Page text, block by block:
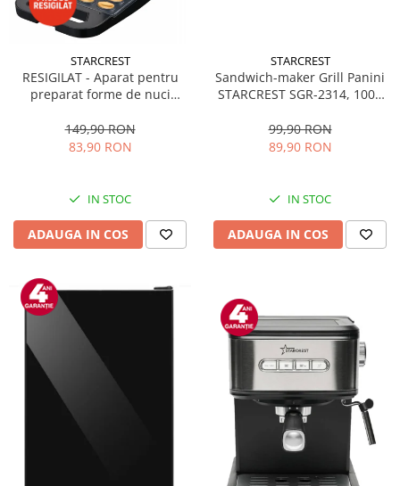
STARCREST
RESIGILAT - Aparat pentru
preparat forme de nuci
forme, 1400W, Indicator
luminos, Placi antiaderente,
149,90 RON
83,90 RON
IN STOC
ADAUGA IN COS
STARCREST
Sandwich-maker Grill Panini
STARCREST SGR-2314, 1000
Deschidere 180°, Suprafata
de gatire 23 x 14 cm, Negru
99,90 RON
89,90 RON
IN STOC
ADAUGA IN COS